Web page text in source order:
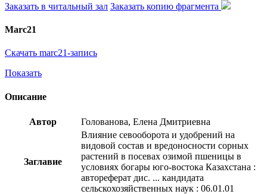
Заказать в читальный зал Заказать копию фрагмента
Marc21
Скачать marc21-запись
Показать
Описание
Автор Голованова, Елена Дмитриевна
Заглавие
Влияние севооборота и удобрений на
видовой состав и вредоносности сорных
растений в посевах озимой пшеницы в
условиях богары юго-востока Казахстана :
автореферат дис. ... кандидата
сельскохозяйственных наук : 06.01.01